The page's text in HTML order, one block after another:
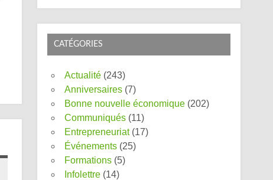
CATÉGORIES
Actualité (243)
Anniversaires (7)
Bonne nouvelle économique (202)
Communiqués (11)
Entrepreneuriat(17)
Événements (25)
Formations (5)
Infolettre (14)